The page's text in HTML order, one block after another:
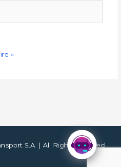
S.A. | All Right Reserved